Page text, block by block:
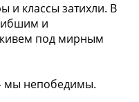
и классы затихли. В
и
под мирным
непобедимы.